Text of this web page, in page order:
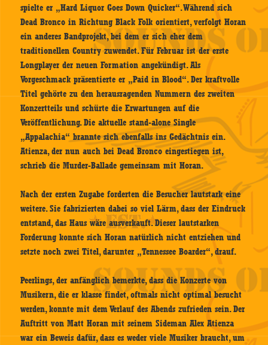
spielte er „Hard Liquor Goes Down Quicker“. Während sich
Dead Bronco in Richtung Black Folk orientiert, verfolgt Horan
ein anderes Bandprojekt, bei dem er sich eher dem
traditionellen Country zuwendet. Für Februar ist der erste
Longplayer der neuen Formation angekündigt. Als
Vorgeschmack präsentierte er „Paid in Blood“. Der kraftvolle
Titel gehörte zu den herausragenden Nummern des zweiten
Konzertteils und schürte die Erwartungen auf die
Veröffentlichung. Die aktuelle stand-alone Single
„Appalachia“ brannte sich ebenfalls ins Gedächtnis ein.
Atienza, der nun auch bei Dead Bronco eingestiegen ist,
schrieb die Murder-Ballade gemeinsam mit Horan.
Nach der ersten Zugabe forderten die Besucher lautstark eine
weitere. Sie fabrizierten dabei so viel Lärm, dass der Eindruck
entstand, das Haus wäre ausverkauft. Dieser lautstarken
Forderung konnte sich Horan natürlich nicht entziehen und
setzte noch zwei Titel, darunter „Tennessee Boarder“, drauf.
Peerlings, der anfänglich bemerkte, dass die Konzerte von
Musikern, die er klasse findet, oftmals nicht optimal besucht
werden, konnte mit dem Verlauf des Abends zufrieden sein. Der
Auftritt von Matt Horan mit seinem Sideman Alex Atienza
war ein Beweis dafür, dass es weder viele Musiker braucht, um